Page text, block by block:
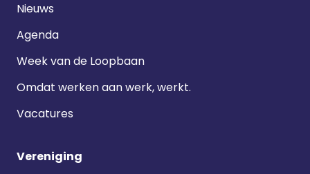
Nieuws
Agenda
Week van de Loopbaan
Omdat werken aan werk, werkt.
Vacatures
Vereniging